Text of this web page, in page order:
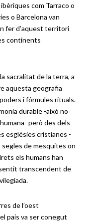
com Tarraco o
o Barcelona van
fer d’aquest territori
continents
sacralitat de la terra, a
aquesta geografia
i fórmules rituals.
durable -això no
però des dels
esglésies cristianes -
de mesquites on
els humans han
transcendent de
de l’oest
país va ser conegut